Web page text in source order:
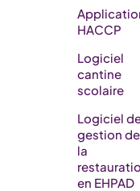
HACCP
Logiciel
cantine
scolaire
Logiciel
gestion de
la
en EHPAD​